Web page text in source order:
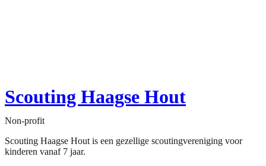
Scouting Haagse Hout
Non-profit
Scouting Haagse Hout is een gezellige scoutingvereniging voor
kinderen vanaf 7 jaar.